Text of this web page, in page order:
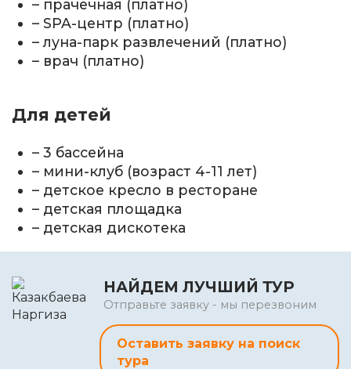
– прачечная (платно)
– SPA-центр (платно)
– луна-парк развлечений (платно)
– врач (платно)
Для детей
– 3 бассейна
– мини-клуб (возраст 4-11 лет)
– детское кресло в ресторане
– детская площадка
– детская дискотека
НАЙДЕМ ЛУЧШИЙ ТУР
Отправьте заявку - мы перезвоним
Оставить заявку на поиск
тура